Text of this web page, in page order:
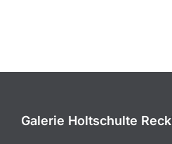
Galerie Holtschulte